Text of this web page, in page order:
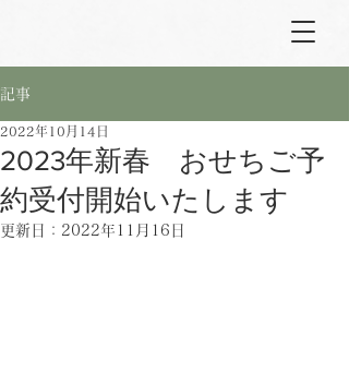
記事
2023年新春 おせちご予
約受付開始いたします
2022年10月14日
更新日： 2022年11月16日